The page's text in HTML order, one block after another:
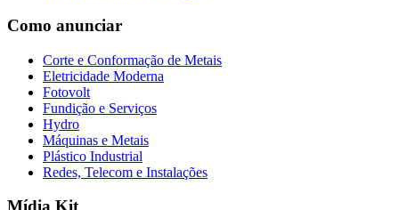
Como anunciar
Corte e Conformação de Metais
Eletricidade Moderna
Fotovolt
Fundição e Serviços
Hydro
Máquinas e Metais
Plástico Industrial
Redes, Telecom e Instalações